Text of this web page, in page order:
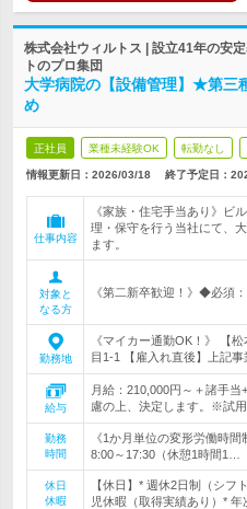
株式会社ウィルトス | 設立41年の安
トのプロ集団
大学病院の【設備管理】★第三
め
正社員 業種未経験OK 転勤なし
情報更新日：2026/03/18 終了予定日：
仕事内容
《家族・住宅手当あり》ビ
理・保守を行う当社にて、
ます。
対象と
なる方
《第二新卒歓迎！》◆必須
勤務地
《マイカー通勤OK！》 【
目1-1 【雇入れ直後】上記事
給与
月給：210,000円～＋諸手
慮の上、決定します。※試
勤務
時間
《1か月単位の変形労働時
8:00～17:30（休憩1時間1…
休日
休暇
【休日】* 週休2日制（シ
児休暇（取得実績あり）* 年